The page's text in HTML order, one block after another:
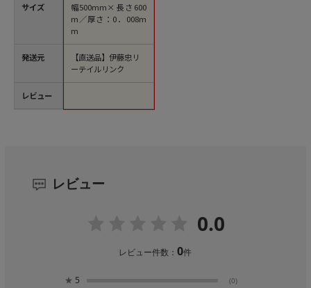
サイズ
発送元
レビュー
幅500mm×長さ600
m／厚さ：0．008m
m
【直送品】伊藤忠リ
ーテイルリンク
レビュー
0.0
レビュー件数：0件
★ 5 (0)